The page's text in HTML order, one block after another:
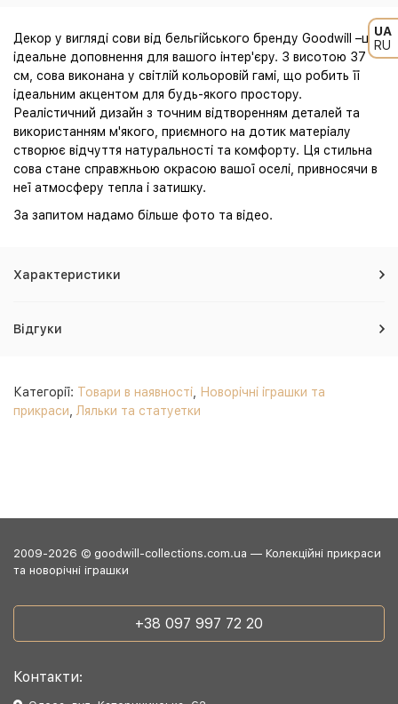
UA
RU
Декор у вигляді сови від бельгійського бренду Goodwill –це
ідеальне доповнення для вашого інтер'єру. З висотою 37
см, сова виконана у світлій кольоровій гамі, що робить її
ідеальним акцентом для будь-якого простору.
Реалістичний дизайн з точним відтворенням деталей та
використанням м'якого, приємного на дотик матеріалу
створює відчуття натуральності та комфорту. Ця стильна
сова стане справжньою окрасою вашої оселі, привносячи в
неї атмосферу тепла і затишку.
За запитом надамо більше фото та відео.
Характеристики
Відгуки
Категорії: Товари в наявності
Новорічні іграшки та
прикраси Ляльки та статуетки
2009-2026 © goodwill-collections.com.ua — Колекційні прикраси
та новорічні іграшки
+38 097 997 72 20
Контакти: